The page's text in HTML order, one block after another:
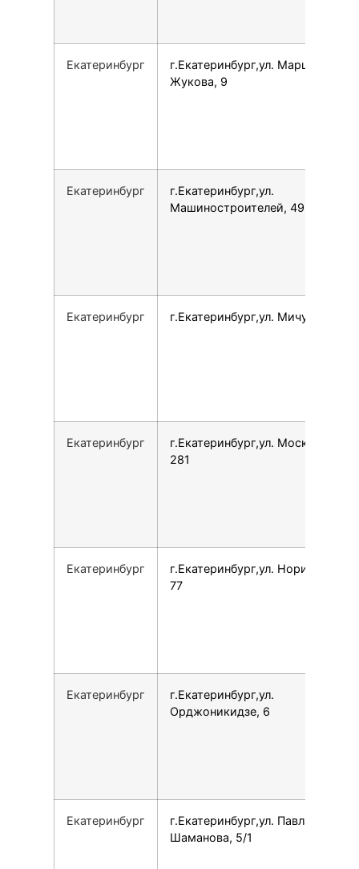
Екатеринбург
г.Екатеринбург,ул. Маршала
Жукова, 9
Екатеринбург
г.Екатеринбург,ул.
Машиностроителей, 49
Екатеринбург г.Екатеринбург,ул. Мичурина, 47
Екатеринбург
г.Екатеринбург,ул. Московская,
281
Екатеринбург
г.Екатеринбург,ул. Норильская,
77
Екатеринбург
г.Екатеринбург,ул.
Орджоникидзе, 6
Екатеринбург
г.Екатеринбург,ул. Павла
Шаманова, 5/1